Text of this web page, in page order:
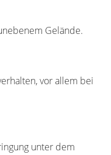
Gelände.
vor allem bei
unter dem